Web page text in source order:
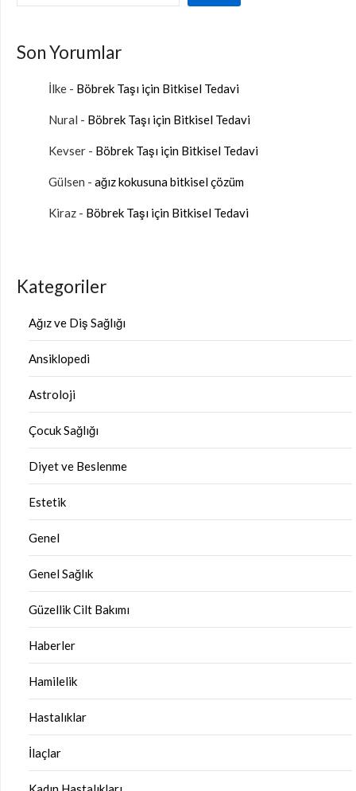
Son Yorumlar
İlke - Böbrek Taşı için Bitkisel Tedavi
Nural - Böbrek Taşı için Bitkisel Tedavi
Kevser - Böbrek Taşı için Bitkisel Tedavi
Gülsen - ağız kokusuna bitkisel çözüm
Kiraz - Böbrek Taşı için Bitkisel Tedavi
Kategoriler
Ağız ve Diş Sağlığı
Ansiklopedi
Astroloji
Çocuk Sağlığı
Diyet ve Beslenme
Estetik
Genel
Genel Sağlık
Güzellik Cilt Bakımı
Haberler
Hamilelik
Hastalıklar
İlaçlar